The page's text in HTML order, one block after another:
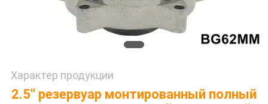
Характер продукции
2.5'' резервуар монтированный полный